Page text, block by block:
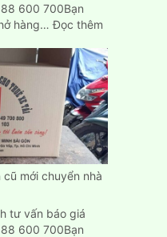
600 700Bạn
hàng…Đọc thêm:
thuê
xe
tải
chở
hàng
giá
rẻ
tại
mới chuyển nhà
tư vấn báo giá
600 700Bạn